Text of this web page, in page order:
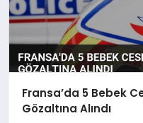
Fransa’da 5 Bebek
Gözaltına Alındı